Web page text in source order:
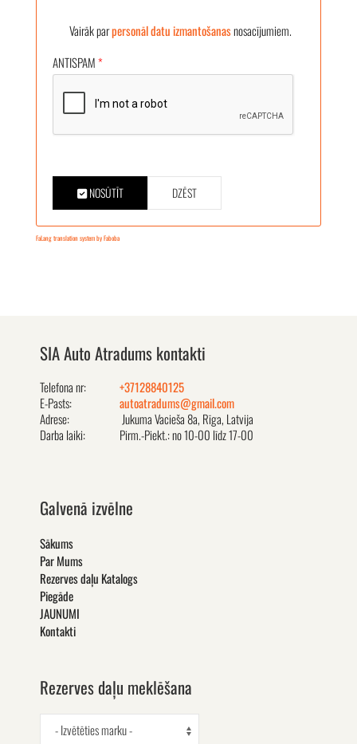
Vairāk parpersonāl datu izmantošanasnosacījumiem.
ANTISPAM*
NOSŪTĪT DZĒST
FaLang translation system by Faboba
SIA Auto Atradums kontakti
Telefona nr:
+37128840125
E-Pasts:
autoatradums@gmail.com
Adrese:
Jukuma Vacieša 8a, Rīga, Latvija
Darba laiki:
Pirm.-Piekt.: no 10-00 līdz 17-00
Galvenā izvēlne
Sākums
Par Mums
Rezerves daļu Katalogs
Piegāde
JAUNUMI
Kontakti
Rezerves daļu meklēšana
- Izvētēties marku -